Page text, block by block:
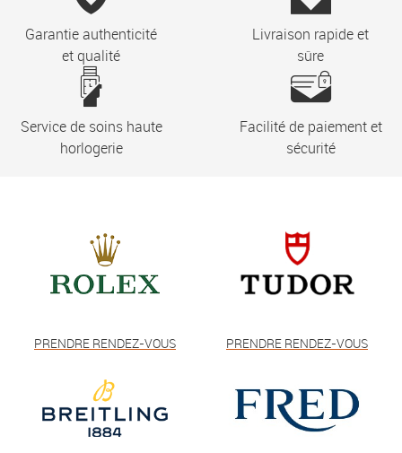
Garantie authenticité
et qualité
Livraison rapide et
sûre
Service de soins haute
horlogerie
Facilité de paiement et
sécurité
PRENDRE RENDEZ-VOUS PRENDRE RENDEZ-VOUS